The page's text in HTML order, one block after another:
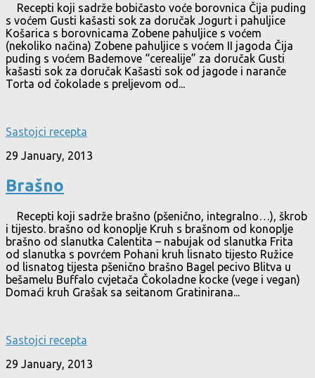
Recepti koji sadrže bobičasto voće borovnica Čija puding
s voćem Gusti kašasti sok za doručak Jogurt i pahuljice
Košarica s borovnicama Zobene pahuljice s voćem
(nekoliko načina) Zobene pahuljice s voćem II jagoda Čija
puding s voćem Bademove “cerealije” za doručak Gusti
kašasti sok za doručak Kašasti sok od jagode i naranče
Torta od čokolade s preljevom od...
Sastojci recepta
29 January, 2013
Brašno
Recepti koji sadrže brašno (pšenično, integralno…), škrob
i tijesto. brašno od konoplje Kruh s brašnom od konoplje
brašno od slanutka Calentita – nabujak od slanutka Frita
od slanutka s povrćem Pohani kruh lisnato tijesto Ružice
od lisnatog tijesta pšenično brašno Bagel pecivo Blitva u
bešamelu Buffalo cvjetača Čokoladne kocke (vege i vegan)
Domaći kruh Grašak sa seitanom Gratinirana...
Sastojci recepta
29 January, 2013